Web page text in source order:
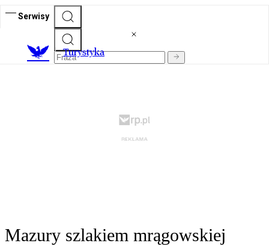
Serwisy
Turystyka
Mazury szlakiem mrągowskiej